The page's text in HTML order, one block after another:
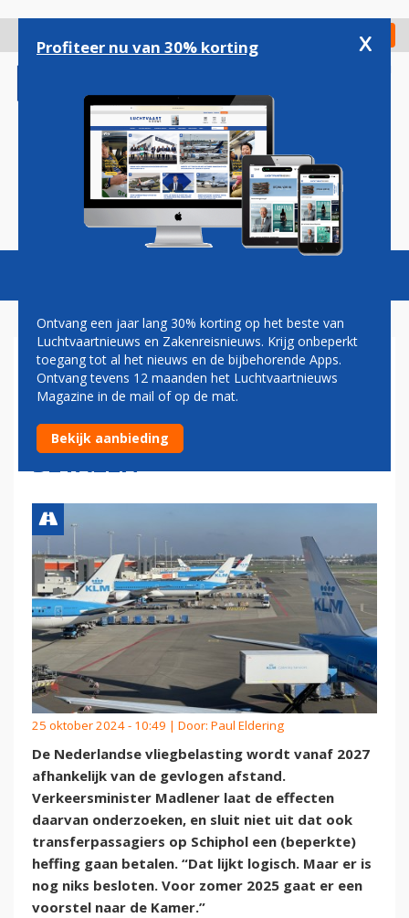
gaan
Check in
Magazine Podcasts Vacatures
OVERSTAPPERS OP SCHIPHOL
MOETEN MOGELIJK TÓCH
VLIEGBELASTING GAAN
BETALEN
25 oktober 2024 - 10:49 | Door: Paul Eldering
De Nederlandse vliegbelasting wordt vanaf 2027
afhankelijk van de gevlogen afstand.
Verkeersminister Madlener laat de effecten
daarvan onderzoeken, en sluit niet uit dat ook
transferpassagiers op Schiphol een (beperkte)
heffing gaan betalen. “Dat lijkt logisch. Maar er is
nog niks besloten. Voor zomer 2025 gaat er een
voorstel naar de Kamer.”
Profiteer nu van 30% korting x
Ontvang een jaar lang 30% korting op het beste van
Luchtvaartnieuws en Zakenreisnieuws. Krijg onbeperkt
toegang tot al het nieuws en de bijbehorende Apps.
Ontvang tevens 12 maanden het Luchtvaartnieuws
Magazine in de mail of op de mat.
Bekijk aanbieding